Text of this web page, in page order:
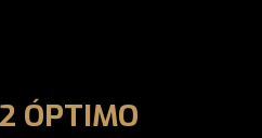
ÓPTIMO